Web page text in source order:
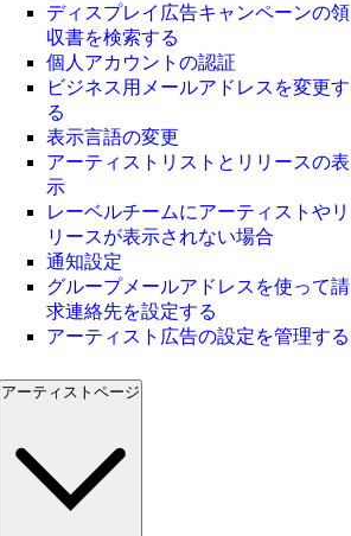
ディスプレイ広告キャンペーンの領
収書を検索する
個人アカウントの認証
ビジネス用メールアドレスを変更す
る
表示言語の変更
アーティストリストとリリースの表
示
レーベルチームにアーティストやリ
リースが表示されない場合
通知設定
グループメールアドレスを使って請
求連絡先を設定する
アーティスト広告の設定を管理する
アーティストページ